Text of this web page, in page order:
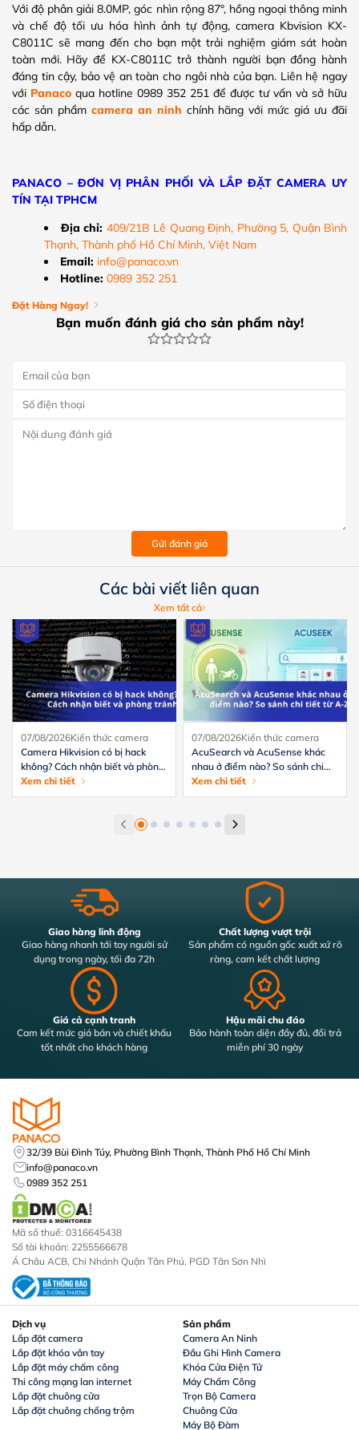
Với độ phân giải 8.0MP, góc nhìn rộng 87°, hồng ngoại thông minh
và chế độ tối ưu hóa hình ảnh tự động, camera Kbvision KX-
C8011C sẽ mang đến cho bạn một trải nghiệm giám sát hoàn
toàn mới. Hãy để KX-C8011C trở thành người bạn đồng hành
đáng tin cậy, bảo vệ an toàn cho ngôi nhà của bạn. Liên hệ ngay
với Panaco qua hotline 0989 352 251 để được tư vấn và sở hữu
các sản phẩm camera an ninh chính hãng với mức giá ưu đãi
hấp dẫn.
PANACO – ĐƠN VỊ PHÂN PHỐI VÀ LẮP ĐẶT CAMERA UY
TÍN TẠI TPHCM
Địa chỉ: 409/21B Lê Quang Định, Phường 5, Quận Bình
Thạnh, Thành phố Hồ Chí Minh, Việt Nam
Email: info@panaco.vn
Hotline: 0989 352 251
Đặt Hàng Ngay!
Bạn muốn đánh giá cho sản phẩm này!
Gửi đánh giá
Các bài viết liên quan
Xem tất cả
07/08/2026Kiến thức camera
Camera Hikvision có bị hack
không? Cách nhận biết và phòng
tránh hiệu quả
Xem chi tiết
07/08/2026Kiến thức camera
AcuSearch và AcuSense khác
nhau ở điểm nào? So sánh chi
tiết từ A-Z
Xem chi tiết
Giao hàng linh động
Giao hàng nhanh tới tay người sử
dụng trong ngày, tối đa 72h
Chất lượng vượt trội
Sản phẩm có nguồn gốc xuất xứ rõ
ràng, cam kết chất lượng
Giá cả cạnh tranh
Cam kết mức giá bán và chiết khấu
tốt nhất cho khách hàng
Hậu mãi chu đáo
Bảo hành toàn diện đầy đủ, đổi trả
miễn phí 30 ngày
Dịch vụ
Lắp đặt camera
Lắp đặt khóa vân tay
Lắp đặt máy chấm công
Thi công mạng lan internet
Lắp đặt chuông cửa
Lắp đặt chuông chống trộm
Sản phẩm
Camera An Ninh
Đầu Ghi Hình Camera
Khóa Cửa Điện Tử
Máy Chấm Công
Trọn Bộ Camera
Chuông Cửa
Máy Bộ Đàm
32/39 Bùi Đình Túy, Phường Bình Thạnh, Thành Phố Hồ Chí Minh
info@panaco.vn
0989 352 251
Mã số thuế: 0316645438
Số tài khoản: 2255566678
Á Châu ACB, Chi Nhánh Quận Tân Phú, PGD Tân Sơn Nhì